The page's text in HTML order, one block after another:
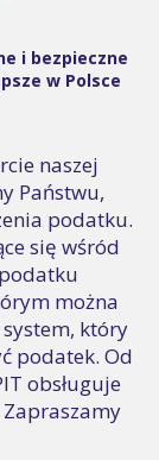
i bezpieczne
w Polsce
naszej
Państwu,
podatku.
się wśród
można
który
podatek. Od
obsługuje